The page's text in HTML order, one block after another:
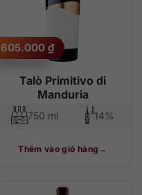
Talò Primitivo di
Manduria
605.000 ₫
750 ml 14%
Thêm vào giỏ hàng